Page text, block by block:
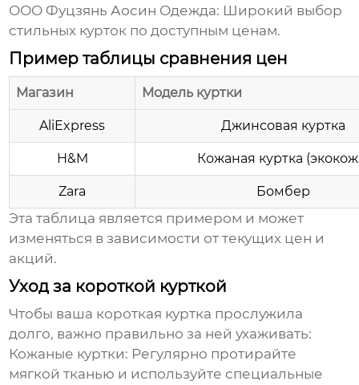
ООО Фуцзянь Аосин Одежда: Широкий выбор
стильных курток по доступным ценам.
Пример таблицы сравнения цен
Магазин Модель куртки
AliExpress Джинсовая куртка
H&M Кожаная куртка
Zara Бомбер
Эта таблица является примером и может
изменяться в зависимости от текущих цен и
акций.
Уход за короткой курткой
Чтобы ваша короткая куртка прослужила
долго, важно правильно за ней ухаживать:
Кожаные куртки: Регулярно протирайте
мягкой тканью и используйте специальные